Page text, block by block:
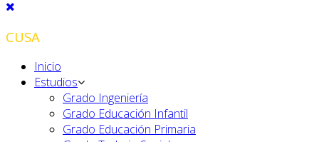
CUSA
Inicio
Estudios
Grado Ingeniería
Grado Educación Infantil
Grado Educación Primaria